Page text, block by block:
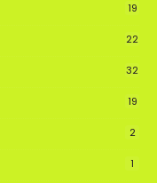
19
22
32
19
2
1